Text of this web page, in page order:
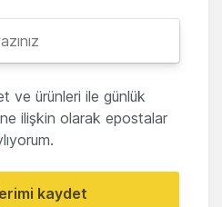
ve ürünleri ile günlük
ilişkin olarak epostalar
kaydet